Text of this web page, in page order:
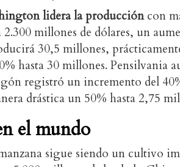
lidera la produccióncon
millones de dólares, un
30,5 millones,
hasta 30 millones. Pensilvania
registró un incremento del
drástica un 50% hasta 2,75
el mundo
sigue siendo un cultivo